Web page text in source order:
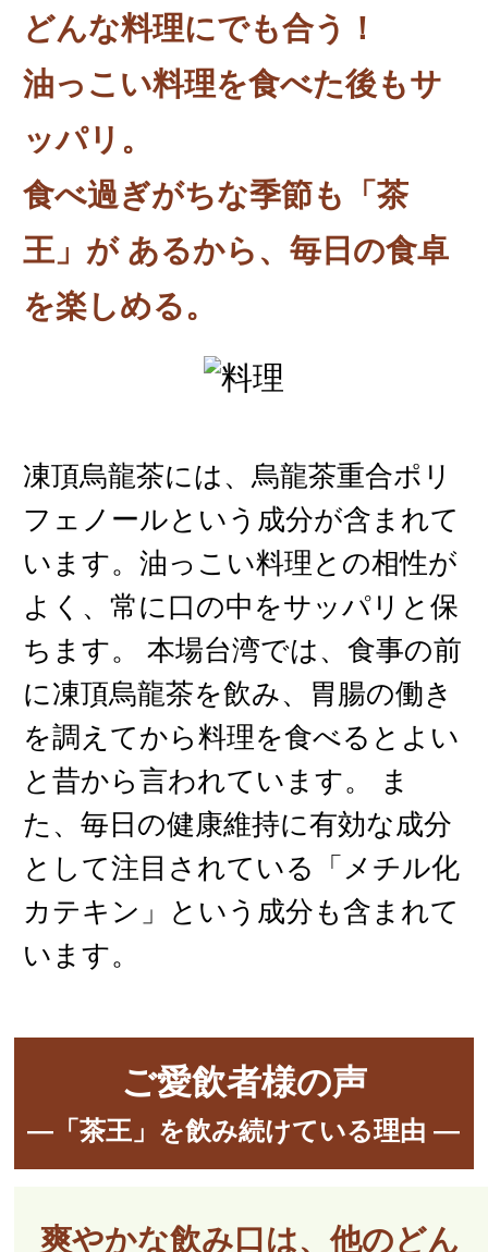
どんな料理にでも合う！
油っこい料理を食べた後もサ
ッパリ。
食べ過ぎがちな季節も「茶
王」が あるから、毎日の食卓
を楽しめる。
凍頂烏龍茶には、烏龍茶重合ポリ
フェノールという成分が含まれて
います。油っこい料理との相性が
よく、常に口の中をサッパリと保
ちます。 本場台湾では、食事の前
に凍頂烏龍茶を飲み、胃腸の働き
を調えてから料理を食べるとよい
と昔から言われています。 ま
た、毎日の健康維持に有効な成分
として注目されている「メチル化
カテキン」という成分も含まれて
います。
ご愛飲者様の声
―「茶王」を飲み続けている理由 ―
爽やかな飲み口は、他のどん